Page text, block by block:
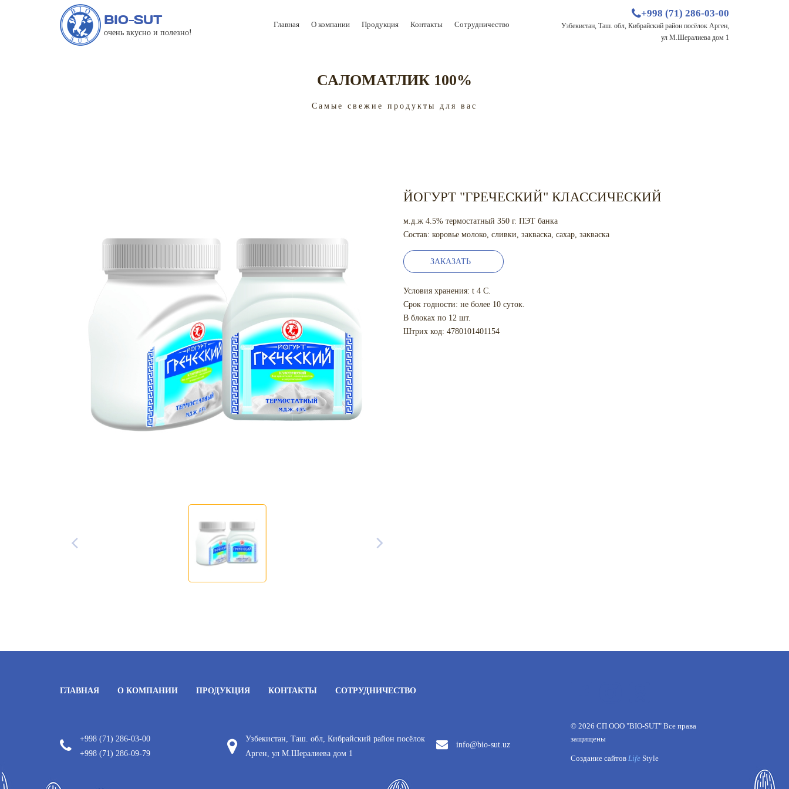
BIO-SUT
очень вкусно и полезно!
Главная О компании Продукция Контакты Сотрудничество
+998 (71) 286-03-00
Узбекистан, Таш. обл, Кибрайский район посёлок Арген,
ул М.Шералиева дом 1
САЛОМАТЛИК 100%
Самые свежие продукты для вас
ЙОГУРТ "ГРЕЧЕСКИЙ" КЛАССИЧЕСКИЙ
м.д.ж 4.5% термостатный 350 г. ПЭТ банка
Состав: коровье молоко, сливки, закваска, сахар, закваска
ЗАКАЗАТЬ
Условия хранения: t 4 С.
Срок годности: не более 10 суток.
В блоках по 12 шт.
Штрих код: 4780101401154
ГЛАВНАЯ О КОМПАНИИ ПРОДУКЦИЯ КОНТАКТЫ СОТРУДНИЧЕСТВО
+998 (71) 286-03-00
+998 (71) 286-09-79
Узбекистан, Таш. обл, Кибрайский район посёлок
Арген, ул М.Шералиева дом 1
info@bio-sut.uz
© 2026 СП ООО "BIO-SUT" Все права
защищены
Создание сайтов Life Style